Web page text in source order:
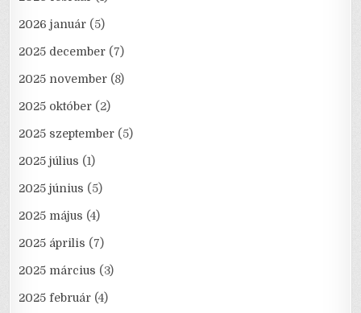
2026 január (5)
2025 december (7)
2025 november (8)
2025 október (2)
2025 szeptember (5)
2025 július (1)
2025 június (5)
2025 május (4)
2025 április (7)
2025 március (3)
2025 február (4)